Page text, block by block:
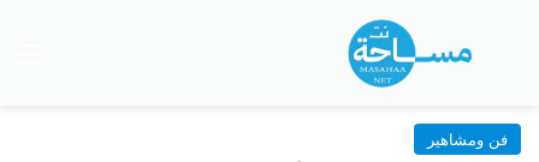
بحث عن
فن ومشاهير